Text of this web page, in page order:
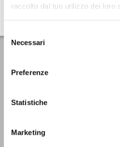
raccolto dal tuo utilizzo dei loro
delNecessari
Preferenze
Statistiche
Marketing
, accetto di
Regolamento UE 2016/679 (GDPR)